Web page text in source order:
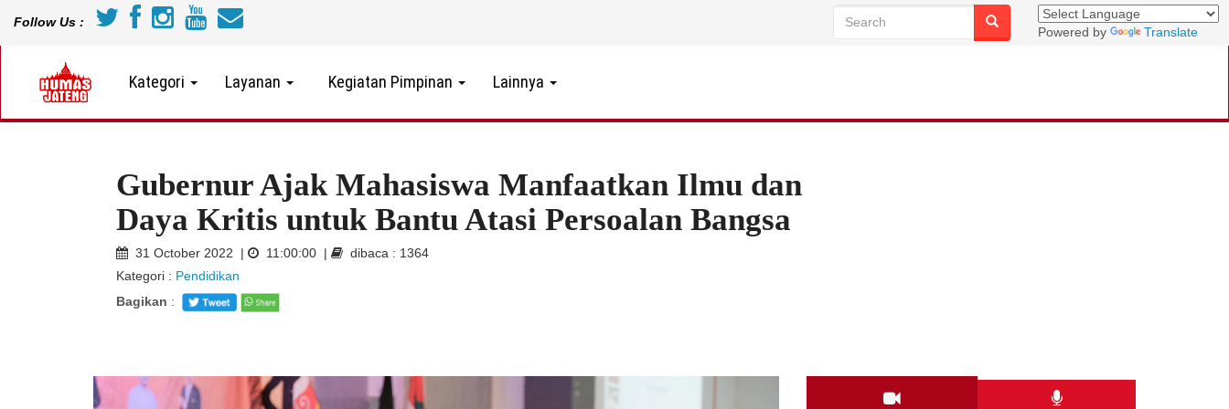
Follow Us :
Powered by Translate
Kategori Layanan Kegiatan Pimpinan Lainnya
Gubernur Ajak Mahasiswa Manfaatkan Ilmu dan
Daya Kritis untuk Bantu Atasi Persoalan Bangsa
31 October 2022 | 11:00:00 |
dibaca : 1364
Kategori : Pendidikan
Bagikan :